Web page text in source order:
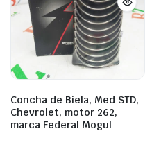
Concha de Biela, Med STD,
Chevrolet, motor 262,
marca Federal Mogul